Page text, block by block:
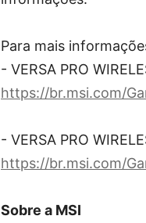
Para mais
- VERSA PRO
https://br.msi.com/
- VERSA PRO
https://br.msi.com/
Sobre a MSI